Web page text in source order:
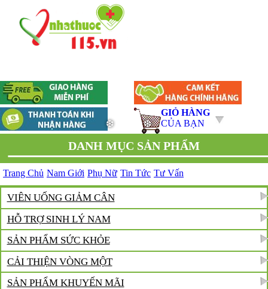
GIỎ HÀNG
CỦA BẠN
DANH MỤC SẢN PHẨM
Trang Chủ Nam Giới Phụ Nữ Tin Tức Tư Vấn
VIÊN UỐNG GIẢM CÂN
HỖ TRỢ SINH LÝ NAM
SẢN PHẨM SỨC KHỎE
CẢI THIỆN VÒNG MỘT
SẢN PHẨM KHUYẾN MÃI